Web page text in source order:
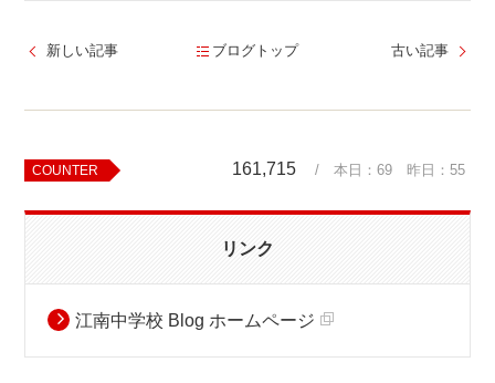
新しい記事 古い記事
ブログトップ
COUNTER 161,715 / 本日： 69昨日： 55
リンク
江南中学校 Blog ホームページ